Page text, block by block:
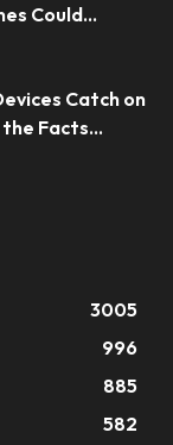
Could...
Catch on
Facts...
3005
996
885
582